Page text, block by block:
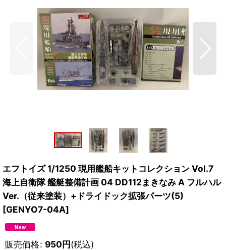
エフトイズ 1/1250 現用艦船キットコレクション Vol.7
海上自衛隊 艦艇整備計画 04 DD112まきなみ A フルハル
Ver.（従来塗装）+ドライドック拡張パーツ(5)
[GENYO7-04A]
販売価格: 950円(税込)